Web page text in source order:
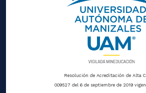
Resolución de Acreditación de Alta
009527 del 6 de septiembre de 2019